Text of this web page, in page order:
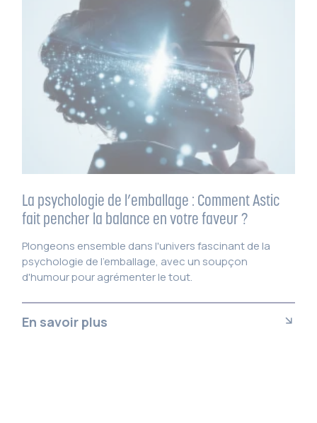
La psychologie de l’emballage : Comment Astic
fait pencher la balance en votre faveur ?
Plongeons ensemble dans l'univers fascinant de la
psychologie de l'emballage, avec un soupçon
d'humour pour agrémenter le tout.
En savoir plus